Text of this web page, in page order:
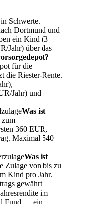
Schwerte.
Dortmund und
ein Kind (3
Jahr) über das
für die
die Riester-Rente.
Jahr) und
Was ist
zum
360 EUR,
Maximal 540
Was ist
Zulage von bis zu
Kind pro Jahr.
gewährt.
im
Fund — ein